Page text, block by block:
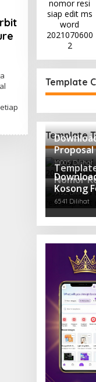
Template
Template
Proposal
Ms
10005 Dilihat
Nomor
Orange
9152 Dilihat
Kosong
Gratis
Doc
6541 Dilihat